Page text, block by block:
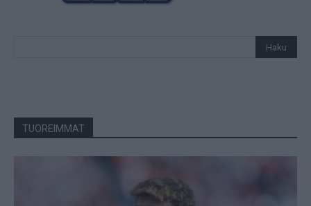
TUOREIMMAT